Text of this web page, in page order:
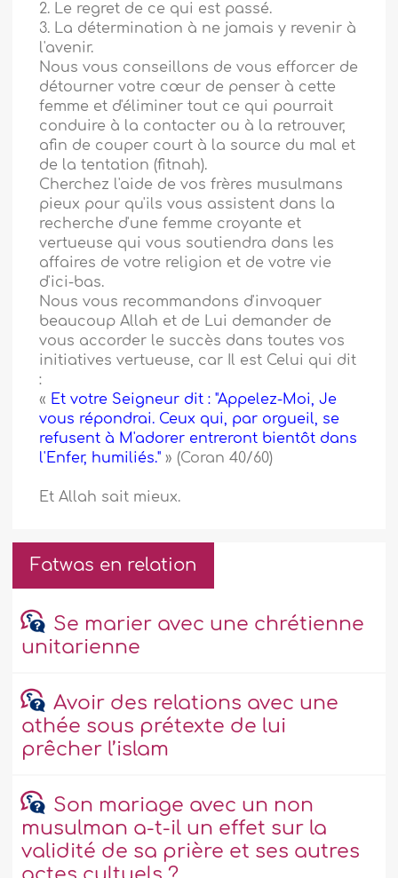
2. Le regret de ce qui est passé.
3. La détermination à ne jamais y revenir à
l'avenir.
Nous vous conseillons de vous efforcer de
détourner votre cœur de penser à cette
femme et d'éliminer tout ce qui pourrait
conduire à la contacter ou à la retrouver,
afin de couper court à la source du mal et
de la tentation (fitnah).
Cherchez l'aide de vos frères musulmans
pieux pour qu'ils vous assistent dans la
recherche d'une femme croyante et
vertueuse qui vous soutiendra dans les
affaires de votre religion et de votre vie
d'ici-bas.
Nous vous recommandons d'invoquer
beaucoup Allah et de Lui demander de
vous accorder le succès dans toutes vos
initiatives vertueuse, car Il est Celui qui dit
:
« Et votre Seigneur dit : "Appelez-Moi, Je
vous répondrai. Ceux qui, par orgueil, se
refusent à M'adorer entreront bientôt dans
l'Enfer, humiliés." » (Coran 40/60)
Et Allah sait mieux.
Fatwas en relation
Se marier avec une chrétienne
unitarienne
Avoir des relations avec une
athée sous prétexte de lui
prêcher l’islam
Son mariage avec un non
musulman a-t-il un effet sur la
validité de sa prière et ses autres